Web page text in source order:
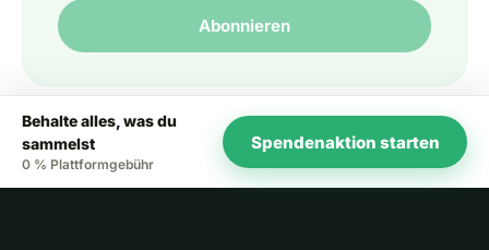
Abonnieren
Behalte alles, was du
sammelst
0 % Plattformgebühr
Spendenaktion starten